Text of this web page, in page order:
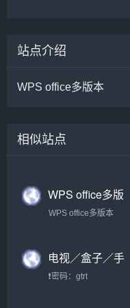
站点介绍
WPS office多版本
相似站点
WPS office多版
本下载合集 · 语雀
WPS office多版本
电视／盒子／手
机直播应用TV版
❗密码：gtrt